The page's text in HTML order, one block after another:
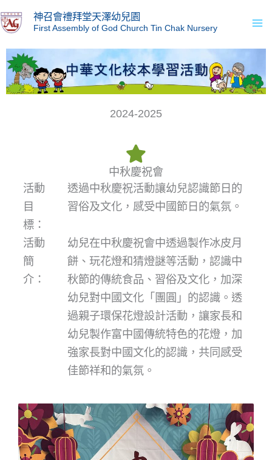
to
神召會禮拜堂天澤幼兒園
First Assembly of God Church Tin Chak Nursery
2024-2025
中秋慶祝會
活動
目
標：
透過中秋慶祝活動讓幼兒認識節日的
習俗及文化，感受中國節日的氣氛。
活動
簡
介：
幼兒在中秋慶祝會中透過製作冰皮月
餅、玩花燈和猜燈謎等活動，認識中
秋節的傳統食品、習俗及文化，加深
幼兒對中國文化「團圓」的認識。透
過親子環保花燈設計活動，讓家長和
幼兒製作富中國傳統特色的花燈，加
強家長對中國文化的認識，共同感受
佳節祥和的氣氛。